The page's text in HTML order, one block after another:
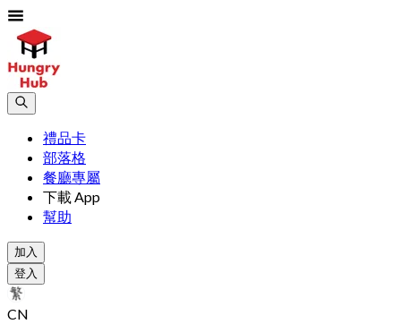
禮品卡
部落格
餐廳專屬
下載 App
幫助
加入
登入
CN